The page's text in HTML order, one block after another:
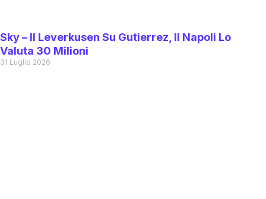
Sky – Il Leverkusen Su Gutierrez, Il Napoli Lo
Valuta 30 Milioni
31 Luglio 2026